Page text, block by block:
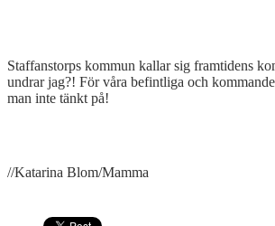
Staffanstorps kommun kallar sig framtidens
undrar jag?! För våra befintliga och
man inte tänkt på!
//Katarina Blom/Mamma